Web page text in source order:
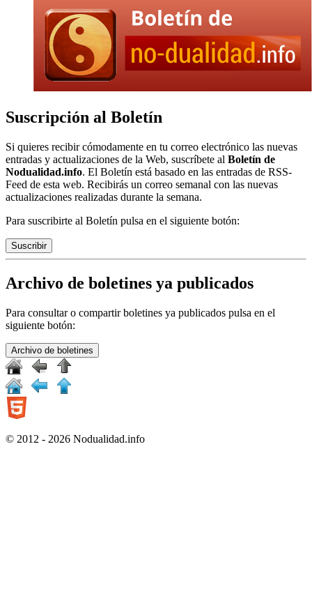
Suscripción al Boletín
Si quieres recibir cómodamente en tu correo electrónico las nuevas
entradas y actualizaciones de la Web, suscríbete al Boletín de
Nodualidad.info. El Boletín está basado en las entradas de RSS-
Feed de esta web. Recibirás un correo semanal con las nuevas
actualizaciones realizadas durante la semana.
Para suscribirte al Boletín pulsa en el siguiente botón:
Suscribir
Archivo de boletines ya publicados
Para consultar o compartir boletines ya publicados pulsa en el
siguiente botón:
Archivo de boletines
© 2012 - 2026 Nodualidad.info